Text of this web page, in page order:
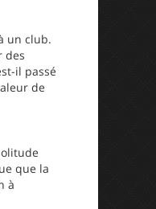
un club.
des
il passé
de
que la
à